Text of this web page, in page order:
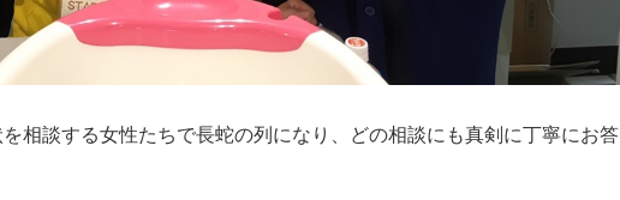
相談する女性たちで長蛇の列になり、どの相談にも真剣に丁寧にお答